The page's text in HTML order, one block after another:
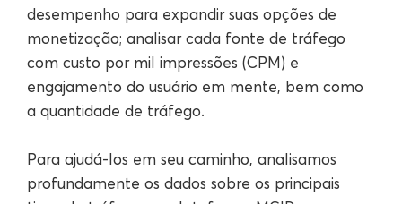
desempenho para expandir suas opções de
monetização; analisar cada fonte de tráfego
com custo por mil impressões (CPM) e
engajamento do usuário em mente, bem como
a quantidade de tráfego.
Para ajudá-los em seu caminho, analisamos
profundamente os dados sobre os principais